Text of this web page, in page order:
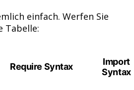
einfach. Werfen Sie
Tabelle:
Require Syntax
Import
Syntax